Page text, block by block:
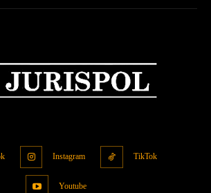
Instagram TikTok
Youtube